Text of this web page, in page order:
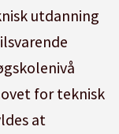
utdanning
for teknisk
at